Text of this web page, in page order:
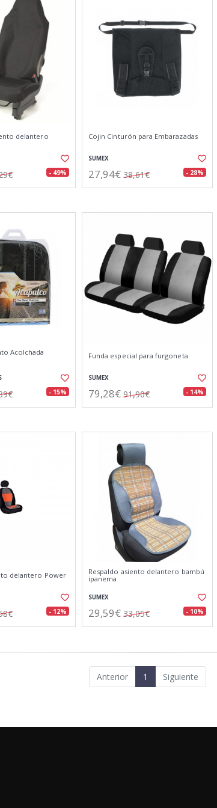
delantero
- 49%
Cojin Cinturón para Embarazadas
SUMEX
27,94€ 38,61€ - 28%
Acolchada
- 15%
Funda especial para furgoneta
SUMEX
79,28€ 91,90€ - 14%
delantero Power
- 12%
Respaldo asiento delantero bambú
ipanema
SUMEX
29,59€ 33,05€ - 10%
Anterior 1 Siguiente